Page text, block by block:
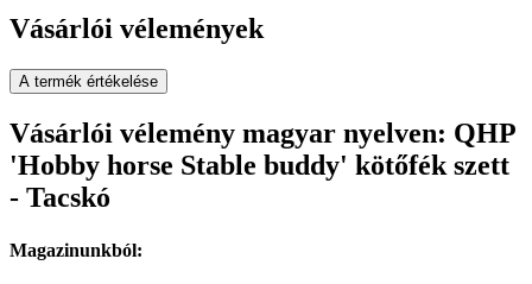
Vásárlói vélemények
A termék értékelése
Vásárlói vélemény magyar nyelven: QHP
'Hobby horse Stable buddy' kötőfék szett
- Tacskó
Magazinunkból: